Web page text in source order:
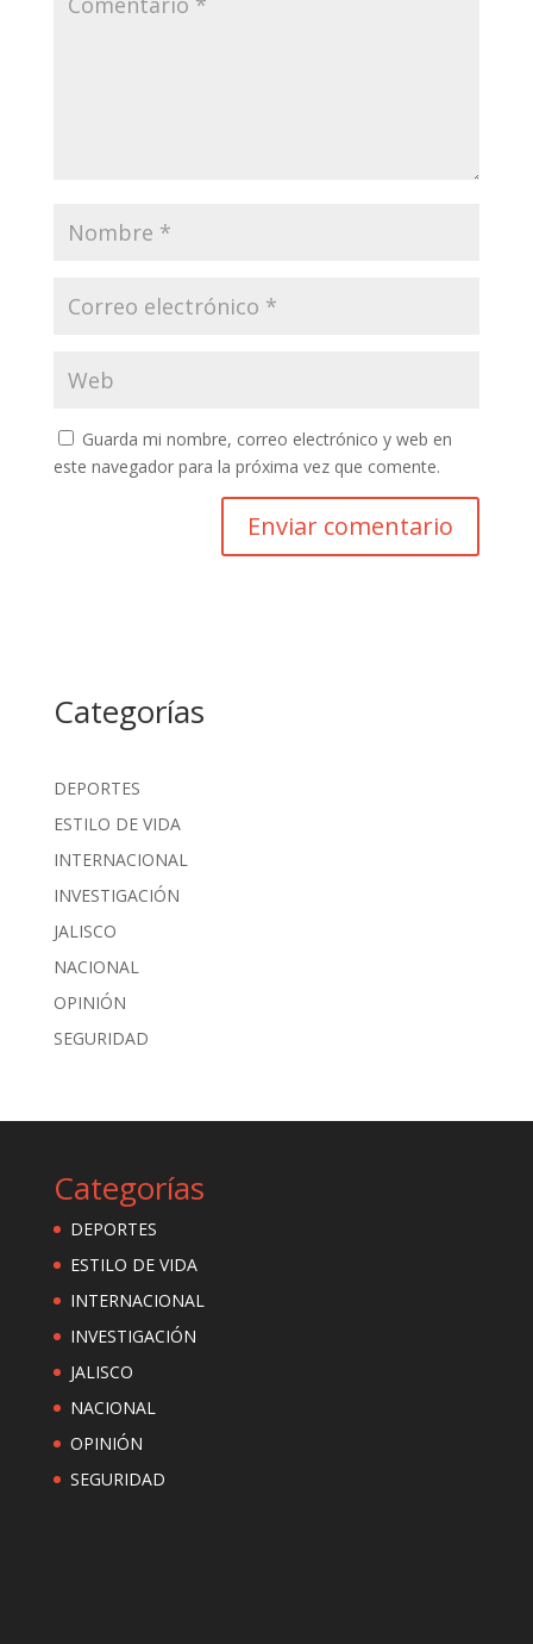
Guarda mi nombre, correo electrónico y web en
este navegador para la próxima vez que comente.
Categorías
DEPORTES
ESTILO DE VIDA
INTERNACIONAL
INVESTIGACIÓN
JALISCO
NACIONAL
OPINIÓN
SEGURIDAD
Categorías
DEPORTES
ESTILO DE VIDA
INTERNACIONAL
INVESTIGACIÓN
JALISCO
NACIONAL
OPINIÓN
SEGURIDAD